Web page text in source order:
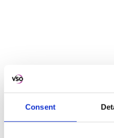
Consent
Blijf op de
Met onze nieuwsbrief
over de impact van